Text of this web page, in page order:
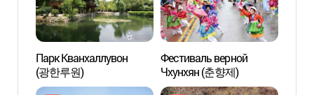
Парк Кванхаллувон
(광한루원)
Фестиваль верной
Чхунхян (춘향제)